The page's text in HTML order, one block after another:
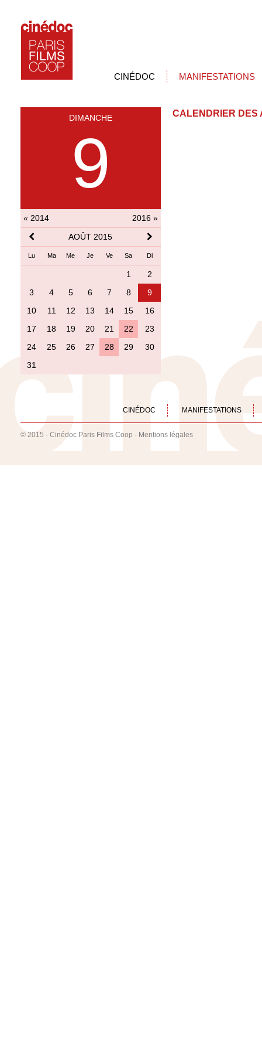
CINÉDOC MANIFESTATIONS
DIMANCHE
9
« 2014
2016 »
AOÛT 2015
Lu Ma Me Je Ve Sa Di
1
2
3
4 5 6 7 8
9
10
11 12 13 14 15
16
17
18 19 20 21 22
23
24
25 26 27 28 29
30
31
CALENDRIER DES
CINÉDOC MANIFESTATIONS
© 2015 - Cinédoc Paris Films Coop - Mentions légales